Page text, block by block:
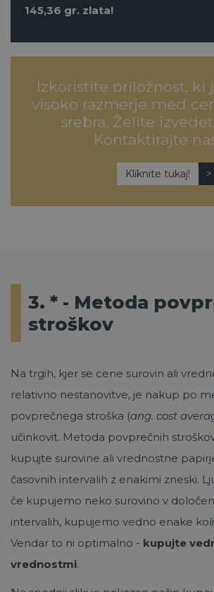
145,36 gr. zlata!
Izkoristite priložnost, ki
visoko razmerje med
srebra. Želite
Kontaktirajte
Kliknite tukaj!
3. * - Metoda
stroškov
Na trgih, kjer se cene surovin ali
relativno nestanovitve, je nakup po
povprečnega stroška (ang. cost
učinkovit. Metoda povprečnih
kupujte surovine ali vrednostne
časovnih intervalih z enakimi zneski.
če kupujemo neko surovino v
intervalih, kupujemo vedno enake
Vendar to ni optimalno - kupujte
vrednostmi.